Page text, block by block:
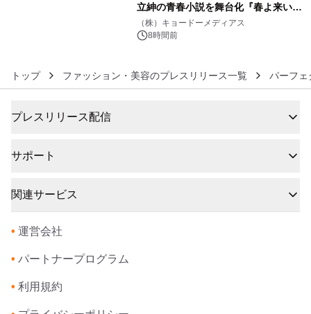
立紳の青春小説を舞台化『春よ来い、
マジで来い』キービジュアル解禁！
（株）キョードーメディアス
8時間前
トップ ファッション・美容のプレスリリース一覧 パーフェ
プレスリリース配信
サポート
関連サービス
• 運営会社
• パートナープログラム
• 利用規約